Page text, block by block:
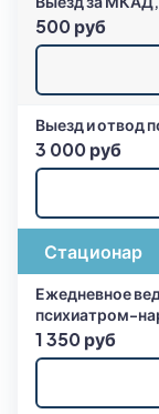
500 руб
Выезд и отвод
3 000 руб
Стационар
Ежедневное
психиатром-
1 350 руб